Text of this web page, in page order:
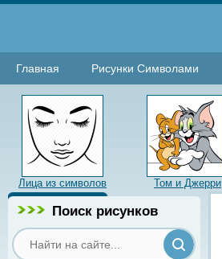
Главная Рисунки Символами
Лица из символов Том и Джерри
Поиск рисунков